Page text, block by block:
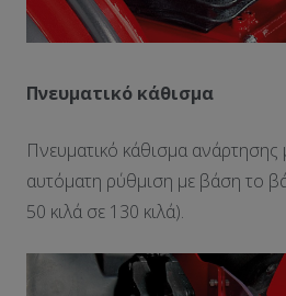
Πνευματικό κάθισμα
Πνευματικό κάθισμα
αυτόματη ρύθμιση με βάση το
50 κιλά σε 130 κιλά).